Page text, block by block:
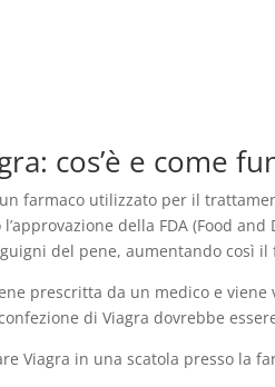
cos’è e come
un farmaco utilizzato per il
della FDA (Food
del pene, aumentando così il
prescritta da un medico e
di Viagra dovrebbe
Viagra in una scatola presso la